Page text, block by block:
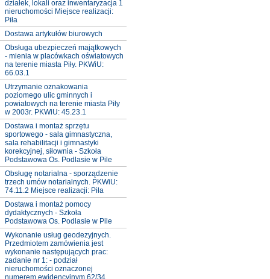
działek, lokali oraz inwentaryzacja 1
nieruchomości Miejsce realizacji:
Piła
Dostawa artykułów biurowych
Obsługa ubezpieczeń majątkowych
- mienia w placówkach oświatowych
na terenie miasta Piły. PKWiU:
66.03.1
Utrzymanie oznakowania
poziomego ulic gminnych i
powiatowych na terenie miasta Piły
w 2003r. PKWiU: 45.23.1
Dostawa i montaż sprzętu
sportowego - sala gimnastyczna,
sala rehabilitacji i gimnastyki
korekcyjnej, siłownia - Szkoła
Podstawowa Os. Podlasie w Pile
Obsługę notarialna - sporządzenie
trzech umów notarialnych. PKWiU:
74.11.2 Miejsce realizacji: Piła
Dostawa i montaż pomocy
dydaktycznych - Szkoła
Podstawowa Os. Podlasie w Pile
Wykonanie usług geodezyjnych.
Przedmiotem zamówienia jest
wykonanie następujących prac:
zadanie nr 1: - podział
nieruchomości oznaczonej
numerem ewidencyjnym 62/34